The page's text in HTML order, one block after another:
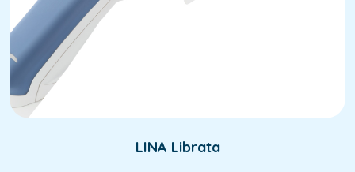
LINA Librata